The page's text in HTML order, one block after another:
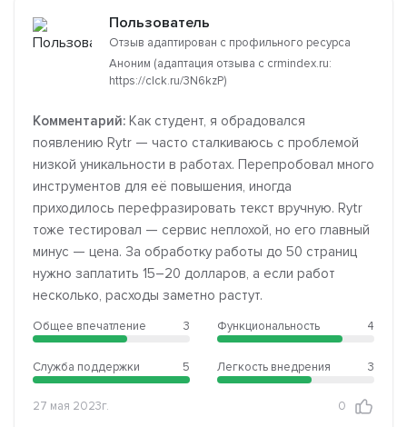
Пользователь
Отзыв адаптирован с профильного ресурса
Аноним (адаптация отзыва с crmindex.ru:
https://clck.ru/3N6kzP)
Комментарий: Как студент, я обрадовался
появлению Rytr — часто сталкиваюсь с проблемой
низкой уникальности в работах. Перепробовал много
инструментов для её повышения, иногда
приходилось перефразировать текст вручную. Rytr
тоже тестировал — сервис неплохой, но его главный
минус — цена. За обработку работы до 50 страниц
нужно заплатить 15–20 долларов, а если работ
несколько, расходы заметно растут.
Общее впечатление 3
Служба поддержки 5
Функциональность 4
Легкость внедрения 3
27 мая 2023г. 0